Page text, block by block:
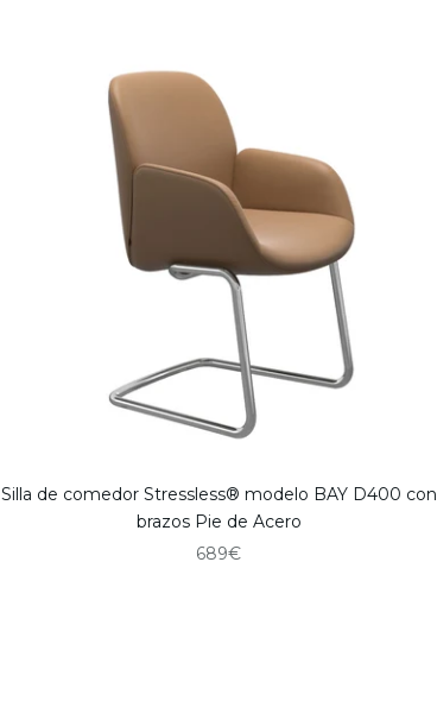
Silla de comedor Stressless® modelo BAY D400 con
brazos Pie de Acero
Precio de oferta
689€